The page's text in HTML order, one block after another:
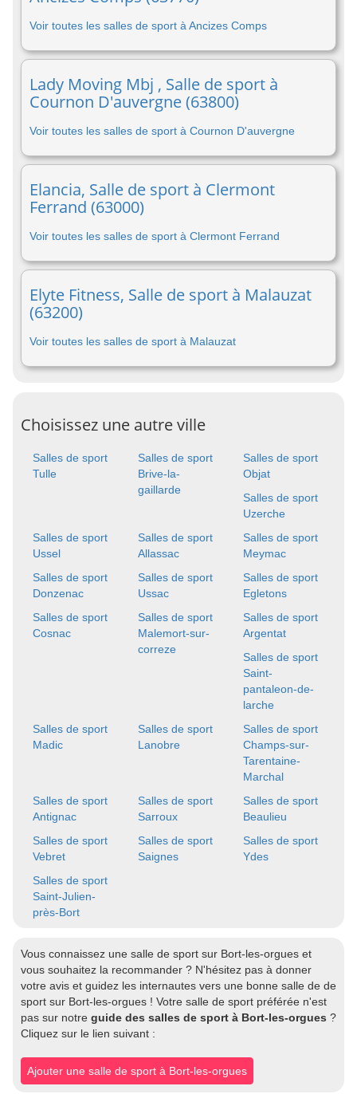
Voir toutes les salles de sport à Ancizes Comps
Lady Moving Mbj , Salle de sport à
Cournon D'auvergne (63800)
Voir toutes les salles de sport à Cournon D'auvergne
Elancia, Salle de sport à Clermont
Ferrand (63000)
Voir toutes les salles de sport à Clermont Ferrand
Elyte Fitness, Salle de sport à Malauzat
(63200)
Voir toutes les salles de sport à Malauzat
Choisissez une autre ville
Salles de sport
Tulle
Salles de sport
Brive-la-
gaillarde
Salles de sport
Objat
Salles de sport
Uzerche
Salles de sport
Ussel
Salles de sport
Allassac
Salles de sport
Meymac
Salles de sport
Donzenac
Salles de sport
Ussac
Salles de sport
Egletons
Salles de sport
Cosnac
Salles de sport
Malemort-sur-
correze
Salles de sport
Argentat
Salles de sport
Saint-
pantaleon-de-
larche
Salles de sport
Madic
Salles de sport
Lanobre
Salles de sport
Champs-sur-
Tarentaine-
Marchal
Salles de sport
Antignac
Salles de sport
Sarroux
Salles de sport
Beaulieu
Salles de sport
Vebret
Salles de sport
Saignes
Salles de sport
Ydes
Salles de sport
Saint-Julien-
près-Bort
Vous connaissez une salle de sport sur Bort-les-orgues et
vous souhaitez la recommander ? N'hésitez pas à donner
votre avis et guidez les internautes vers une bonne salle de de
sport sur Bort-les-orgues ! Votre salle de sport préférée n'est
pas sur notre guide des salles de sport à Bort-les-orgues ?
Cliquez sur le lien suivant :
Ajouter une salle de sport à Bort-les-orgues